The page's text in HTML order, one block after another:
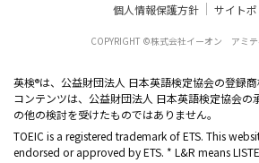
個人情報保護方針
サイト
COPYRIGHT ©株式会社イーオン アミ
英検®は、公益財団法人 日本英語検定協会の登録
コンテンツは、公益財団法人 日本英語検定協会の
の他の検討を受けたものではありません。
TOEIC is a registered trademark of ETS. This
endorsed or approved by ETS. * L&R means